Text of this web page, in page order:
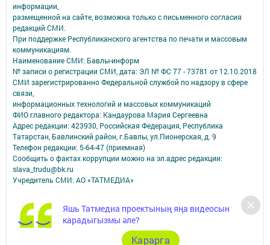
Яшь Татмедиа проектының яңа видеосын
карадыгызмы әле?
Карарга
информации,
размещенной на сайте, возможна только с письменного согласия
редакций СМИ.
При поддержке Республиканского агентства по печати и массовым
коммуникациям.
Наименование СМИ: Бавлы-информ
№ записи о регистрации СМИ, дата: ЭЛ № ФС 77 - 73781 от 12.10.2018
СМИ зарегистрированно Федеральной службой по надзору в сфере
связи,
информационных технологий и массовых коммуникаций
ФИО главного редактора: Кандаурова Мария Сергеевна
Адрес редакции: 423930, Российская Федерация, Республика
Татарстан, Бавлинский район, г.Бавлы, ул.Пионерская, д. 9
Телефон редакции: 5-64-47 (приемная)
Сообщить о фактах коррупции можно на эл.адрес редакции:
slava_trudu@bk.ru
Учредитель СМИ: АО «ТАТМЕДИА»
Антикоррупционная политика
АО «ТАТМЕДИА» использует «cookie»для персонализации сервисов и
удобства пользователей сайтом.
Использование «cookie» можно отменить в настройках браузера.